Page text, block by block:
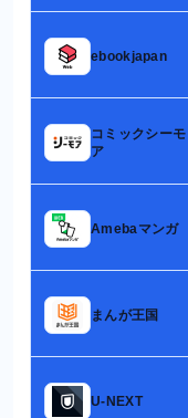
ebookjapan
コミックシーモ
ア
Amebaマンガ
まんが王国
U-NEXT